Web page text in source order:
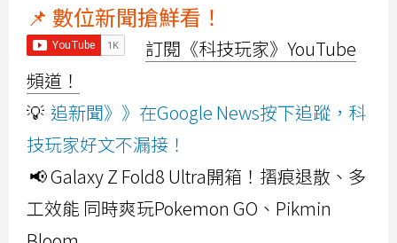
📌 數位新聞搶鮮看！
訂閱《科技玩家》YouTube
頻道！
💡 追新聞》》在Google News按下追蹤，科
技玩家好文不漏接！
📢 Galaxy Z Fold8 Ultra開箱！摺痕退散、多
工效能 同時爽玩Pokemon GO、Pikmin